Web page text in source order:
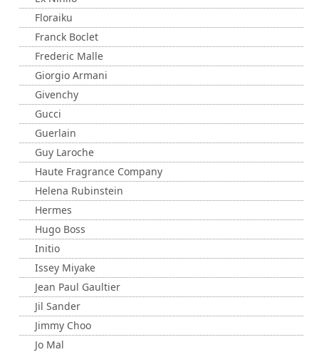
Floraiku
Franck Boclet
Frederic Malle
Giorgio Armani
Givenchy
Gucci
Guerlain
Guy Laroche
Haute Fragrance Company
Helena Rubinstein
Hermes
Hugo Boss
Initio
Issey Miyake
Jean Paul Gaultier
Jil Sander
Jimmy Choo
Jo Mal